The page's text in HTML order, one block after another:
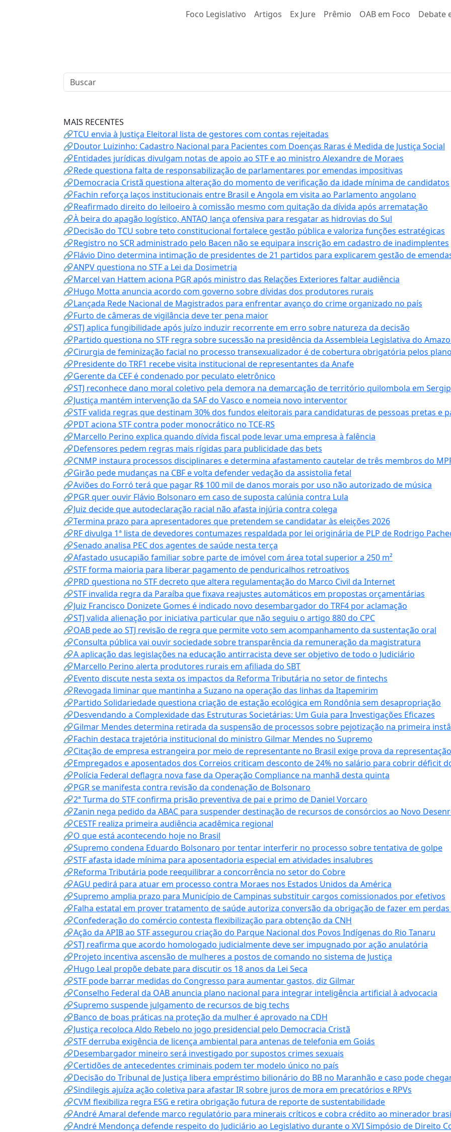
Foco Legislativo Artigos Ex Jure Prêmio OAB em Foco Debate
MAIS RECENTES
🔗TCU envia à Justiça Eleitoral lista de gestores com contas rejeitadas
🔗Doutor Luizinho: Cadastro Nacional para Pacientes com Doenças Raras é Medida de Justiça Social
🔗Entidades jurídicas divulgam notas de apoio ao STF e ao ministro Alexandre de Moraes
🔗Rede questiona falta de responsabilização de parlamentares por emendas impositivas
🔗Democracia Cristã questiona alteração do momento de verificação da idade mínima de candidatos
🔗Fachin reforça laços institucionais entre Brasil e Angola em visita ao Parlamento angolano
🔗Reafirmado direito do leiloeiro à comissão mesmo com quitação da dívida após arrematação
🔗À beira do apagão logístico, ANTAQ lança ofensiva para resgatar as hidrovias do Sul
🔗Decisão do TCU sobre teto constitucional fortalece gestão pública e valoriza funções estratégicas
🔗Registro no SCR administrado pelo Bacen não se equipara inscrição em cadastro de inadimplentes
🔗Flávio Dino determina intimação de presidentes de 21 partidos para explicarem gestão de
🔗ANPV questiona no STF a Lei da Dosimetria
🔗Marcel van Hattem aciona PGR após ministro das Relações Exteriores faltar audiência
🔗Hugo Motta anuncia acordo com governo sobre dívidas dos produtores rurais
🔗Lançada Rede Nacional de Magistrados para enfrentar avanço do crime organizado no país
🔗Furto de câmeras de vigilância deve ter pena maior
🔗STJ aplica fungibilidade após juízo induzir recorrente em erro sobre natureza da decisão
🔗Partido questiona no STF regra sobre sucessão na presidência da Assembleia Legislativa do
🔗Cirurgia de feminização facial no processo transexualizador é de cobertura obrigatória pelos
🔗Presidente do TRF1 recebe visita institucional de representantes da Anafe
🔗Gerente da CEF é condenado por peculato eletrônico
🔗STJ reconhece dano moral coletivo pela demora na demarcação de território quilombola em
🔗Justiça mantém intervenção da SAF do Vasco e nomeia novo interventor
🔗STF valida regras que destinam 30% dos fundos eleitorais para candidaturas de pessoas pretas e
🔗PDT aciona STF contra poder monocrático no TCE-RS
🔗Marcello Perino explica quando dívida fiscal pode levar uma empresa à falência
🔗Defensores pedem regras mais rígidas para publicidade das bets
🔗CNMP instaura processos disciplinares e determina afastamento cautelar de três membros do
🔗Girão pede mudanças na CBF e volta defender vedação da assistolia fetal
🔗Aviões do Forró terá que pagar R$ 100 mil de danos morais por uso não autorizado de música
🔗PGR quer ouvir Flávio Bolsonaro em caso de suposta calúnia contra Lula
🔗Juiz decide que autodeclaração racial não afasta injúria contra colega
🔗Termina prazo para apresentadores que pretendem se candidatar às eleições 2026
🔗RF divulga 1ª lista de devedores contumazes respaldada por lei originária de PLP de Rodrigo
🔗Senado analisa PEC dos agentes de saúde nesta terça
🔗Afastado usucapião familiar sobre parte de imóvel com área total superior a 250 m²
🔗STF forma maioria para liberar pagamento de penduricalhos retroativos
🔗PRD questiona no STF decreto que altera regulamentação do Marco Civil da Internet
🔗STF invalida regra da Paraíba que fixava reajustes automáticos em propostas orçamentárias
🔗Juiz Francisco Donizete Gomes é indicado novo desembargador do TRF4 por aclamação
🔗STJ valida alienação por iniciativa particular que não seguiu o artigo 880 do CPC
🔗OAB pede ao STJ revisão de regra que permite voto sem acompanhamento da sustentação oral
🔗Consulta pública vai ouvir sociedade sobre transparência da remuneração da magistratura
🔗A aplicação das legislações na educação antirracista deve ser objetivo de todo o Judiciário
🔗Marcello Perino alerta produtores rurais em afiliada do SBT
🔗Evento discute nesta sexta os impactos da Reforma Tributária no setor de fintechs
🔗Revogada liminar que mantinha a Suzano na operação das linhas da Itapemirim
🔗Partido Solidariedade questiona criação de estação ecológica em Rondônia sem desapropriação
🔗Desvendando a Complexidade das Estruturas Societárias: Um Guia para Investigações Eficazes
🔗Gilmar Mendes determina retirada da suspensão de processos sobre pejotização na primeira
🔗Fachin destaca trajetória institucional do ministro Gilmar Mendes no Supremo
🔗Citação de empresa estrangeira por meio de representante no Brasil exige prova da representação
🔗Empregados e aposentados dos Correios criticam desconto de 24% no salário para cobrir déficit
🔗Polícia Federal deflagra nova fase da Operação Compliance na manhã desta quinta
🔗PGR se manifesta contra revisão da condenação de Bolsonaro
🔗2ª Turma do STF confirma prisão preventiva de pai e primo de Daniel Vorcaro
🔗Zanin nega pedido da ABAC para suspender destinação de recursos de consórcios ao Novo
🔗CESTF realiza primeira audiência acadêmica regional
🔗O que está acontecendo hoje no Brasil
🔗Supremo condena Eduardo Bolsonaro por tentar interferir no processo sobre tentativa de golpe
🔗STF afasta idade mínima para aposentadoria especial em atividades insalubres
🔗Reforma Tributária pode reequilibrar a concorrência no setor do Cobre
🔗AGU pedirá para atuar em processo contra Moraes nos Estados Unidos da América
🔗Supremo amplia prazo para Município de Campinas substituir cargos comissionados por efetivos
🔗Falha estatal em prover tratamento de saúde autoriza conversão da obrigação de fazer em perdas
🔗Confederação do comércio contesta flexibilização para obtenção da CNH
🔗Ação da APIB ao STF assegurou criação do Parque Nacional dos Povos Indígenas do Rio Tanaru
🔗STJ reafirma que acordo homologado judicialmente deve ser impugnado por ação anulatória
🔗Projeto incentiva ascensão de mulheres a postos de comando no sistema de Justiça
🔗Hugo Leal propõe debate para discutir os 18 anos da Lei Seca
🔗STF pode barrar medidas do Congresso para aumentar gastos, diz Gilmar
🔗Conselho Federal da OAB anuncia plano nacional para integrar inteligência artificial à advocacia
🔗Supremo suspende julgamento de recursos de big techs
🔗Banco de boas práticas na proteção da mulher é aprovado na CDH
🔗Justiça recoloca Aldo Rebelo no jogo presidencial pelo Democracia Cristã
🔗STF derruba exigência de licença ambiental para antenas de telefonia em Goiás
🔗Desembargador mineiro será investigado por supostos crimes sexuais
🔗Certidões de antecedentes criminais podem ter modelo único no país
🔗Decisão do Tribunal de Justiça libera empréstimo bilionário do BB no Maranhão e caso pode chegar
🔗Sindilegis ajuíza ação coletiva para afastar IR sobre juros de mora em precatórios e RPVs
🔗CVM flexibiliza regra ESG e retira obrigação futura de reporte de sustentabilidade
🔗André Amaral defende marco regulatório para minerais críticos e cobra crédito ao minerador
🔗André Mendonça defende respeito do Judiciário ao Legislativo durante o XVI Simpósio de Direito